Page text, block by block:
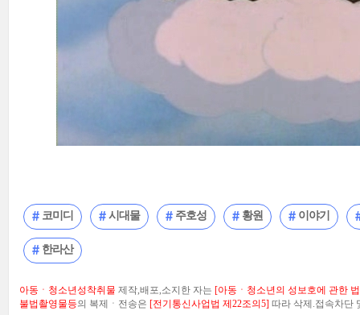
코미디 시대물 주호성 황원 이야기
한라산
아동ㆍ청소년성착취물 제작,배포,소지한 자는 [아동ㆍ청소년의 성보호에 관한
불법촬영물등의 복제ㆍ전송은 [전기통신사업법 제22조의5] 따라 삭제.접속차단